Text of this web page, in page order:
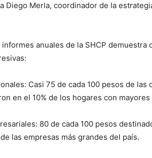
Diego Merla, coordinador de la
anuales de la SHCP demuestra
Casi 75 de cada 100 pesos de
en el 10% de los hogares con
80 de cada 100 pesos
las empresas más grandes del país.